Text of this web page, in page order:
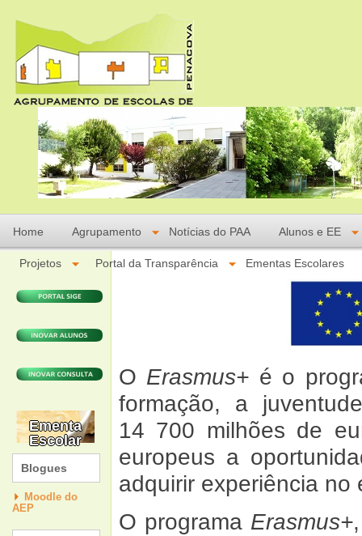
Home Agrupamento Notícias do PAA Alunos e EE
Projetos Portal da Transparência Ementas Escolares
Ementa
Escolar
Blogues
Moodle do
AEP
O Erasmus+ é o
formação, a
14 700 milhões de
europeus a
adquirir experiência no
O programa Erasmus+